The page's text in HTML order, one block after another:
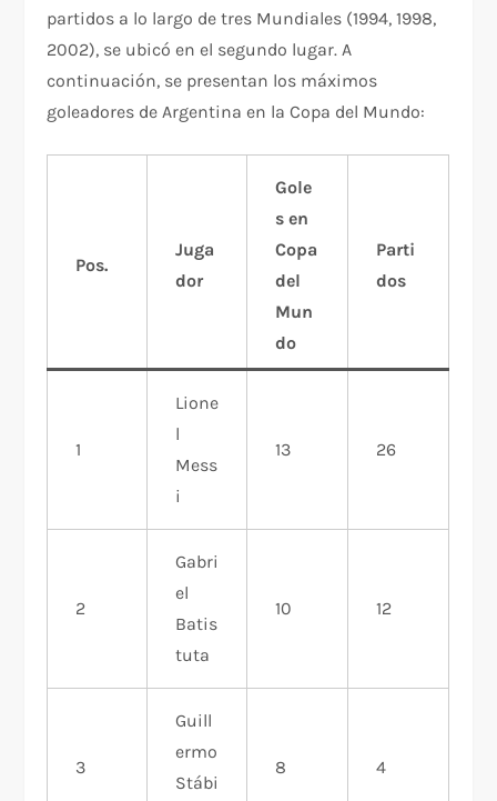
partidos a lo largo de tres Mundiales (1994, 1998,
2002), se ubicó en el segundo lugar. A
continuación, se presentan los máximos
goleadores de Argentina en la Copa del Mundo:
Pos.
Juga
dor
Gole
s en
Copa
del
Mun
do
Parti
dos
1
Lione
l
Mess
i
13 26
2
Gabri
el
Batis
tuta
10 12
3
Guill
ermo
Stábi
8 4